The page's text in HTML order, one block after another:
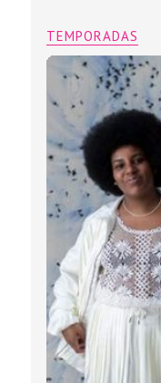
TEMPORADAS